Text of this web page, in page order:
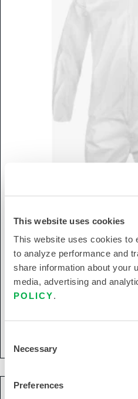
This website uses cookies
This website uses cookies to
to analyze performance and
share information about your
media, advertising and
POLICY.
Selection
Necessary
Preferences